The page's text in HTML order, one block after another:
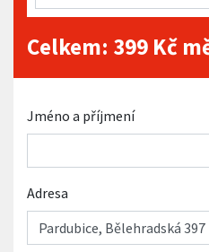
Celkem: 399 Kč
Jméno a příjmení
Adresa